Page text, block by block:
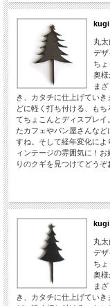
丸
デザ
ち
奥様
ま
き、カタチに仕上げてい
どに軽く打ち付ける、も
てちょこんとディスプレ
たカフェやパン屋さんな
すね。そして経年変化に
ィンテージの雰囲気に！
りのクギを見つけてどうぞ
丸
デザ
ち
奥様
ま
き、カタチに仕上げてい